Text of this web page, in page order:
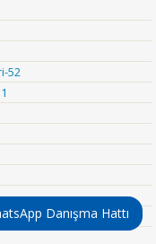
52
Danışma Hattı